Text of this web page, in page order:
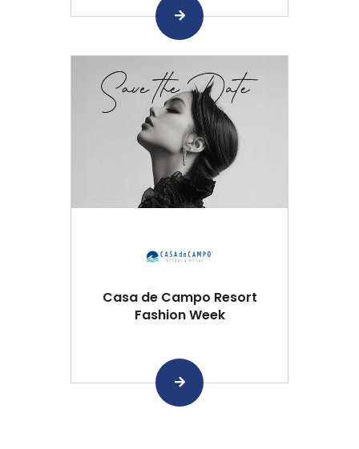
Casa de Campo Resort
Fashion Week